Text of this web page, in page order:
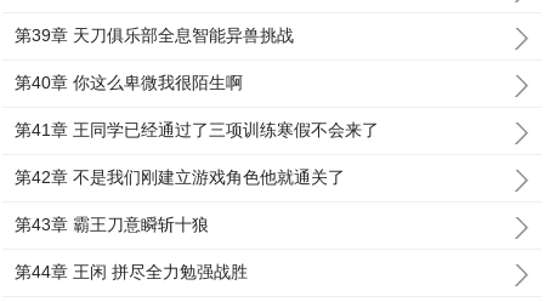
第39章 天刀俱乐部全息智能异兽挑战
第40章 你这么卑微我很陌生啊
第41章 王同学已经通过了三项训练寒假不会来了
第42章 不是我们刚建立游戏角色他就通关了
第43章 霸王刀意瞬斩十狼
第44章 王闲 拼尽全力勉强战胜